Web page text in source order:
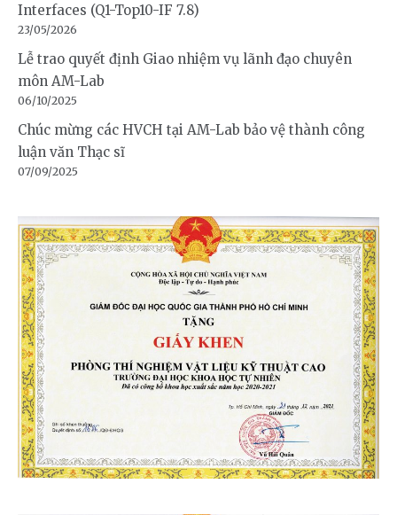
Interfaces (Q1-Top10-IF 7.8)
23/05/2026
Lễ trao quyết định Giao nhiệm vụ lãnh đạo chuyên
môn AM-Lab
06/10/2025
Chúc mừng các HVCH tại AM-Lab bảo vệ thành công
luận văn Thạc sĩ
07/09/2025